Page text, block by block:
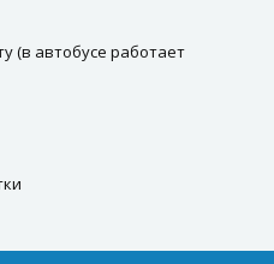
(в автобусе работает